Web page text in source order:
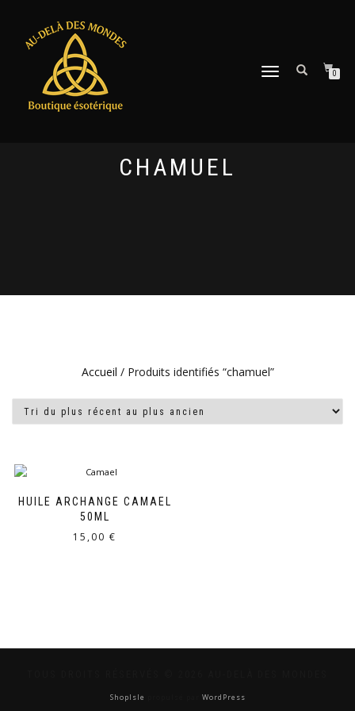
DÉPLIER
0
CHAMUEL
Accueil / Produits identifiés “chamuel”
HUILE ARCHANGE CAMAEL
50ML
15,00 €
ShopIsle WordPress